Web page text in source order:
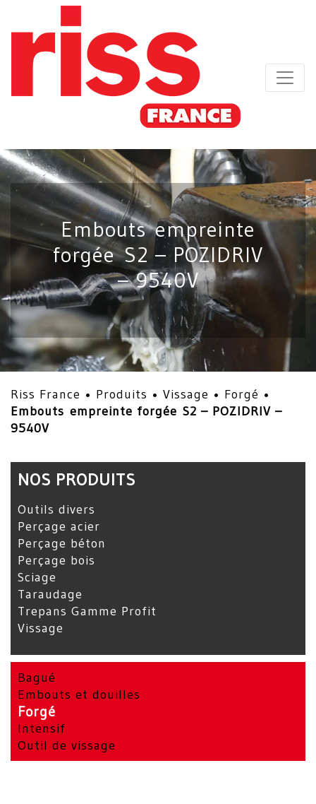
Embouts empreinte
forgée S2 – POZIDRIV
– 9540V
Riss France • Produits • Vissage • Forgé •
Embouts empreinte forgée S2 – POZIDRIV –
9540V
NOS PRODUITS
Outils divers
Perçage acier
Perçage béton
Perçage bois
Sciage
Taraudage
Trepans Gamme Profit
Vissage
Bagué
Embouts et douilles
Forgé
Intensif
Outil de vissage